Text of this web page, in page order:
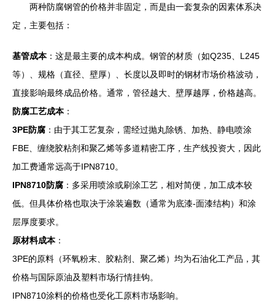
两种防腐钢管的价格并非固定，而是由一套复杂的因素体系决
定，主要包括：
基管成本：这是最主要的成本构成。钢管的材质（如Q235、L245
等）、规格（直径、壁厚）、长度以及即时的钢材市场价格波动，
直接影响最终成品价格。通常，管径越大、壁厚越厚，价格越高。
防腐工艺成本：
3PE防腐 ：由于其工艺复杂，需经过抛丸除锈、加热、静电喷涂
FBE、缠绕胶粘剂和聚乙烯等多道精密工序，生产线投资大，因此
加工费通常远高于IPN8710。
IPN8710防腐 ：多采用喷涂或刷涂工艺，相对简便，加工成本较
低。但具体价格也取决于涂装遍数（通常为底漆-面漆结构）和涂
层厚度要求。
原材料成本：
3PE的原料（环氧粉末、胶粘剂、聚乙烯）均为石油化工产品，其
价格与国际原油及塑料市场行情挂钩。
IPN8710涂料的价格也受化工原料市场影响。